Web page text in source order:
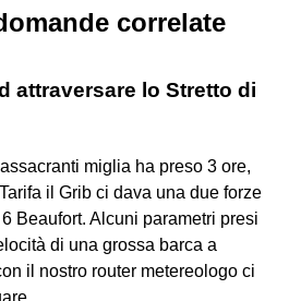
correlate
attraversare lo Stretto di
miglia ha preso 3 ore,
il Grib ci dava una due forze
Beaufort. Alcuni parametri presi
di una grossa barca a
il nostro router metereologo ci